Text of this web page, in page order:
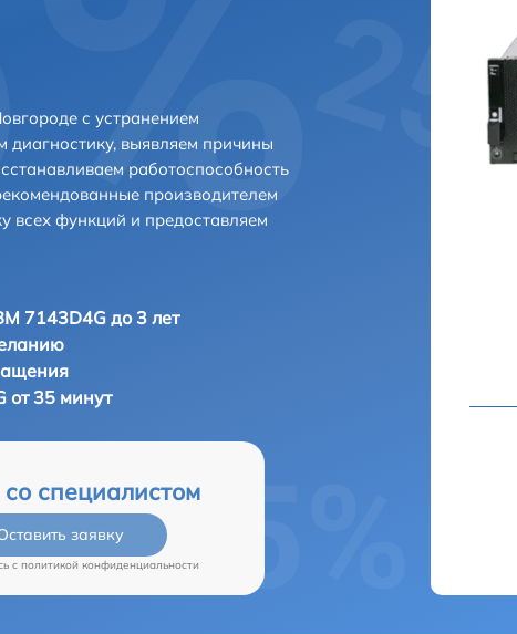
с устранением
выявляем причины
работоспособность
производителем
всех функций и предоставляем
7143D4G до 3 лет
от 35 минут
специалистом
заявку
c политикой конфиденциальности